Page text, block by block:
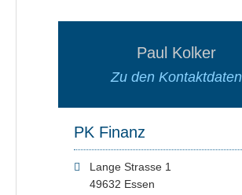
Paul Kolker
Zu den Kontaktdaten
PK Finanz
Lange Strasse 1
49632 Essen